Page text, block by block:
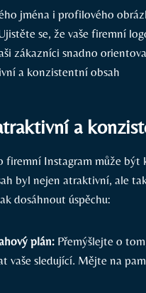
jména i profilového
se, že vaše firemní
zákazníci snadno
a
firemní Instagram může být
byl nejen atraktivní, ale
dosáhnout úspěchu:
plán: Přemýšlejte o
vaše sledující. Mějte na